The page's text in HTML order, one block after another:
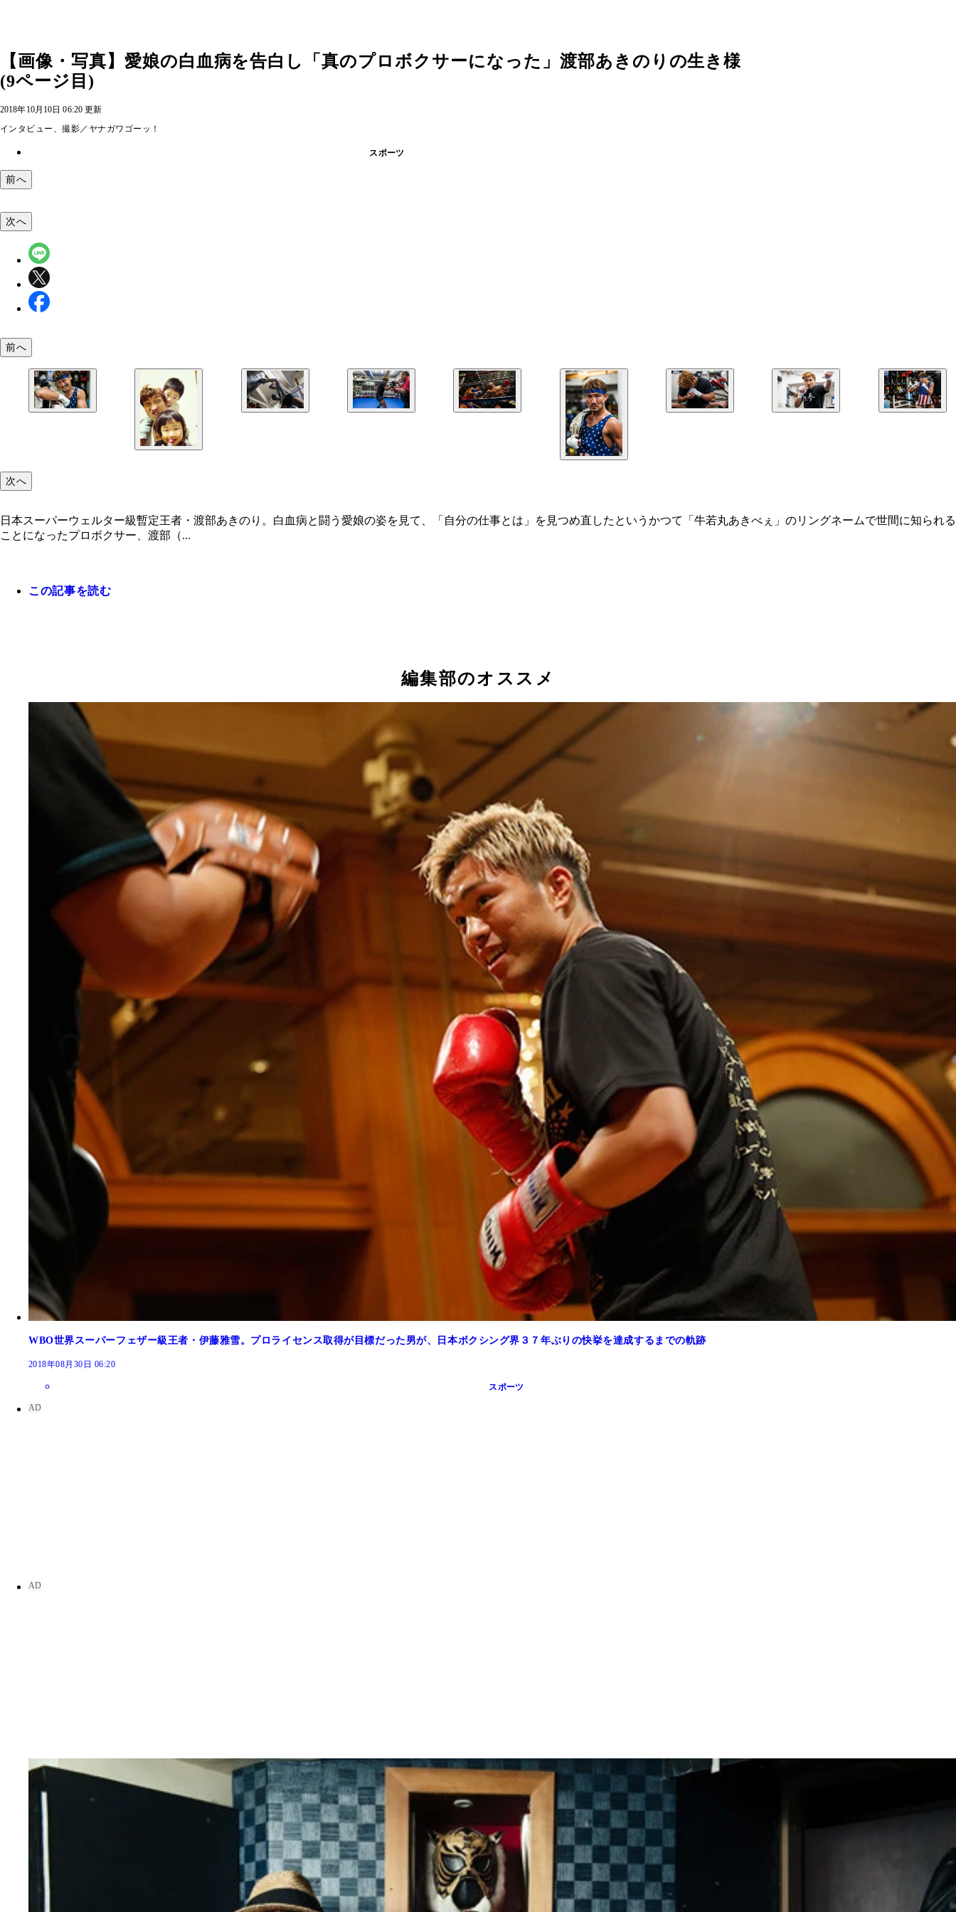
【画像・写真】愛娘の白血病を告白し「真のプロボクサーになった」渡部あきのりの生き様
(9ページ目)
2018年10月10日 06:20 更新
インタビュー、撮影／ヤナガワゴーッ！
スポーツ
前へ
次へ
前へ
次へ
日本スーパーウェルター級暫定王者・渡部あきのり。白血病と闘う愛娘の姿を見て、「自分の仕事とは」を見つめ直したというかつて「牛若丸あきべぇ」のリングネームで世間に知られる
ことになったプロボクサー、渡部（...
この記事を読む
編集部のオススメ
WBO世界スーパーフェザー級王者・伊藤雅雪。プロライセンス取得が目標だった男が、日本ボクシング界３７年ぶりの快挙を達成するまでの軌跡
2018年08月30日 06:20
スポーツ